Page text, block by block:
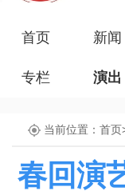
首页 新闻
专栏 演出
当前位置： 首页
春回演